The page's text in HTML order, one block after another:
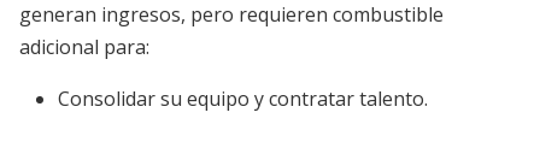
generan ingresos, pero requieren combustible
adicional para:
Consolidar su equipo y contratar talento.